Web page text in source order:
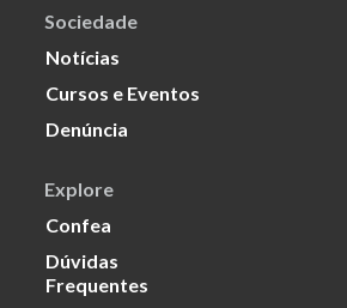
Sociedade
Notícias
Cursos e Eventos
Denúncia
Explore
Confea
Dúvidas
Frequentes